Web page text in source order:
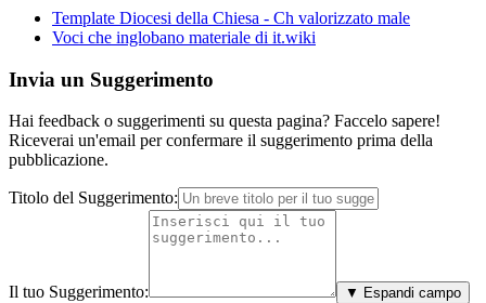
Template Diocesi della Chiesa - Ch valorizzato male
Voci che inglobano materiale di it.wiki
Invia un Suggerimento
Hai feedback o suggerimenti su questa pagina? Faccelo sapere!
Riceverai un'email per confermare il suggerimento prima della
pubblicazione.
Titolo del Suggerimento:
Il tuo Suggerimento: ▼ Espandi campo